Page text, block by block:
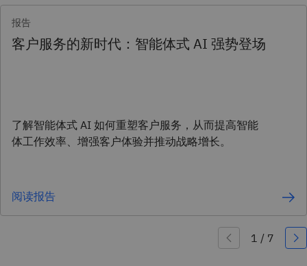
报告
客户服务的新时代：智能体式 AI 强势登场
了解智能体式 AI 如何重塑客户服务，从而提高智能
体工作效率、增强客户体验并推动战略增长。
阅读报告